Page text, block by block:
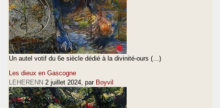
Un autel votif du 6e siècle dédié à la divinité-ours (…)
Les dieux en Gascogne
LEHERENN 2 juillet 2024, par Boyvil